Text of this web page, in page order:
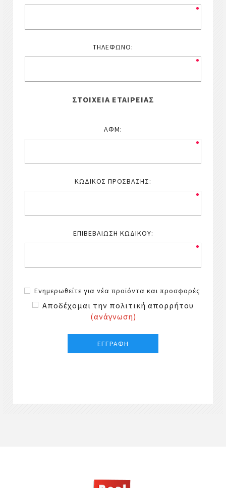
ΤΗΛΈΦΩΝΟ:
ΣΤΟΙΧΕΊΑ ΕΤΑΙΡΕΊΑΣ
ΑΦΜ:
ΚΩΔΙΚΌΣ ΠΡΌΣΒΑΣΗΣ:
ΕΠΙΒΕΒΑΊΩΣΗ ΚΩΔΙΚΟΎ:
Ενημερωθείτε για νέα προϊόντα και προσφορές
Αποδέχομαι την πολιτική απορρήτου
(ανάγνωση)